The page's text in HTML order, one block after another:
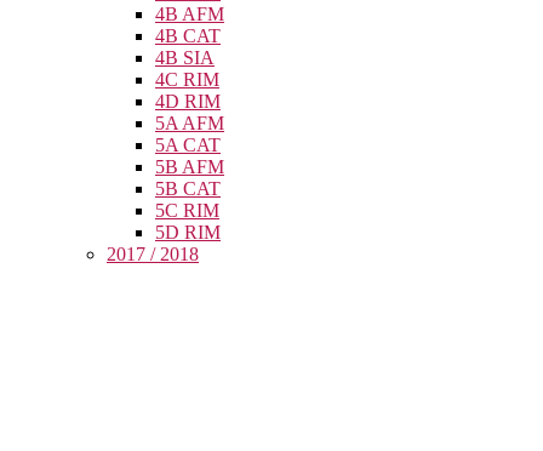
4B AFM
4B CAT
4B SIA
4C RIM
4D RIM
5A AFM
5A CAT
5B AFM
5B CAT
5C RIM
5D RIM
2017 / 2018